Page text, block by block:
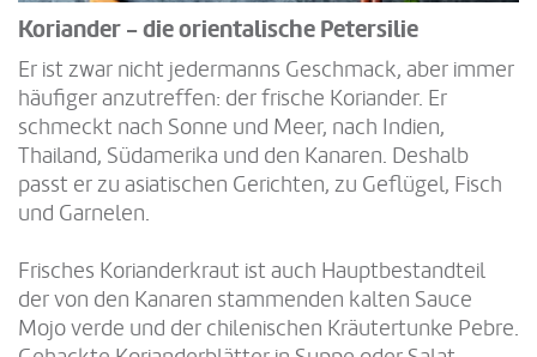
Koriander - die orientalische Petersilie
Er ist zwar nicht jedermanns Geschmack, aber immer
häufiger anzutreffen: der frische Koriander. Er
schmeckt nach Sonne und Meer, nach Indien,
Thailand, Südamerika und den Kanaren. Deshalb
passt er zu asiatischen Gerichten, zu Geflügel, Fisch
und Garnelen.
Frisches Korianderkraut ist auch Hauptbestandteil
der von den Kanaren stammenden kalten Sauce
Mojo verde und der chilenischen Kräutertunke Pebre.